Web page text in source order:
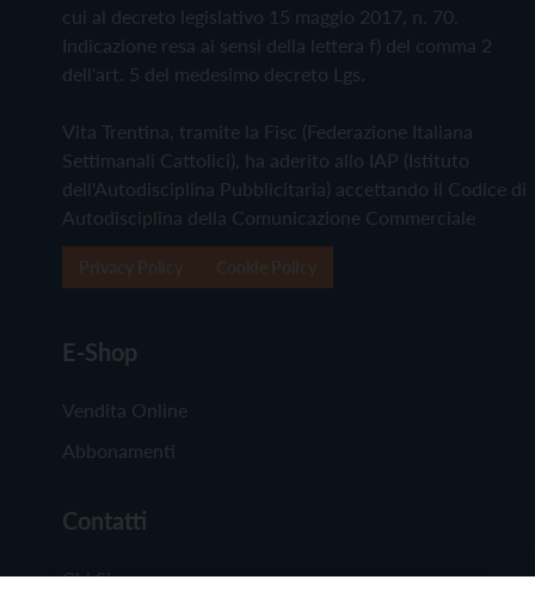
cui al decreto legislativo 15 maggio 2017, n. 70.
Indicazione resa ai sensi della lettera f) del comma 2
dell'art. 5 del medesimo decreto Lgs.
Vita Trentina, tramite la Fisc (Federazione Italiana
Settimanali Cattolici), ha aderito allo IAP (Istituto
dell'Autodisciplina Pubblicitaria) accettando il Codice di
Autodisciplina della Comunicazione Commerciale
E-Shop
Vendita Online
Abbonamenti
Contatti
Chi Siamo